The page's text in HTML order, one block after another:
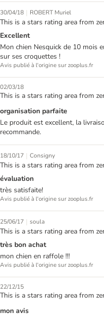
30/04/18 | ROBERT Muriel
This is a stars rating area from
Excellent
Mon chien Nesquick de 10 mois
sur ses croquettes !
Avis publié à l'origine sur zooplus.fr
02/03/18
This is a stars rating area from
organisation parfaite
Le produit est excellent, la
recommande.
18/10/17 | Consigny
This is a stars rating area from
évaluation
très satisfaite!
Avis publié à l'origine sur zooplus.fr
25/06/17 | soula
This is a stars rating area from
très bon achat
mon chien en raffole !!!
Avis publié à l'origine sur zooplus.fr
22/12/15
This is a stars rating area from
mon avis